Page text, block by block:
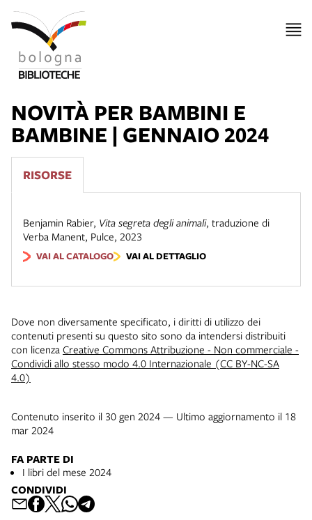
NOVITÀ PER BAMBINI E
BAMBINE | GENNAIO 2024
RISORSE
Benjamin Rabier, Vita segreta degli animali, traduzione di
Verba Manent, Pulce, 2023
VAI AL CATALOGO VAI AL DETTAGLIO
Dove non diversamente specificato, i diritti di utilizzo dei
contenuti presenti su questo sito sono da intendersi distribuiti
con licenza Creative Commons Attribuzione - Non commerciale -
Condividi allo stesso modo 4.0 Internazionale (CC BY-NC-SA
4.0)
Contenuto inserito il 30 gen 2024 — Ultimo aggiornamento il 18
mar 2024
FA PARTE DI
I libri del mese 2024
CONDIVIDI